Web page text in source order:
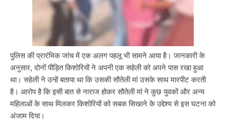
पुलिस की प्रारंभिक जांच में एक अलग पहलू भी सामने आया है। जानकारी के
अनुसार, दोनों पीड़ित किशोरियों ने अपनी एक सहेली को अपने पास रखा हुआ
था। सहेली ने उन्हें बताया था कि उसकी सौतेली मां उसके साथ मारपीट करती
है। आरोप है कि इसी बात से नाराज होकर सौतेली मां ने कुछ युवकों और अन्य
महिलाओं के साथ मिलकर किशोरियों को सबक सिखाने के उद्देश्य से इस घटना को
अंजाम दिया।